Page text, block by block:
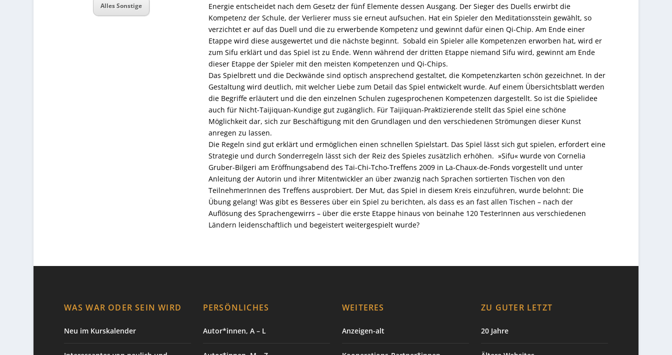
Alles Sonstige
Energie entscheidet nach dem Gesetz der fünf Elemente dessen Ausgang. Der Sieger des Duells erwirbt die
Kompetenz der Schule, der Verlierer muss sie erneut aufsuchen. Hat ein Spieler den Meditationsstein gewählt, so
verzichtet er auf das Duell und die zu erwerbende Kompetenz und gewinnt dafür einen Qi-Chip. Am Ende einer
Etappe wird diese ausgewertet und die nächste beginnt. Sobald ein Spieler alle Kompetenzen erworben hat, wird er
zum Sifu erklärt und das Spiel ist zu Ende. Wenn während der dritten Etappe niemand Sifu wird, gewinnt am Ende
dieser Etappe der Spieler mit den meisten Kompetenzen und Qi-Chips.
Das Spielbrett und die Deckwände sind optisch ansprechend gestaltet, die Kompetenzkarten schön gezeichnet. In der
Gestaltung wird deutlich, mit welcher Liebe zum Detail das Spiel entwickelt wurde. Auf einem Übersichtsblatt werden
die Begriffe erläutert und die den einzelnen Schulen zugesprochenen Kompetenzen dargestellt. So ist die Spielidee
auch für Nicht-Taijiquan-Kundige gut zugänglich. Für Taijiquan-Praktizierende stellt das Spiel eine schöne
Möglichkeit dar, sich zur Beschäftigung mit den Grundlagen und den verschiedenen Strömungen dieser Kunst
anregen zu lassen.
Die Regeln sind gut erklärt und ermöglichen einen schnellen Spielstart. Das Spiel lässt sich gut spielen, erfordert eine
Strategie und durch Sonderregeln lässt sich der Reiz des Spieles zusätzlich erhöhen. »Sifu« wurde von Cornelia
Gruber-Bilgeri am Eröffnungsabend des Tai-Chi-Tcho-Treffens 2009 in La-Chaux-de-Fonds vorgestellt und unter
Anleitung der Autorin und ihrer Mitentwickler an über zwanzig nach Sprachen sortierten Tischen von den
TeilnehmerInnen des Treffens ausprobiert. Der Mut, das Spiel in diesem Kreis einzuführen, wurde belohnt: Die
Übung gelang! Was gibt es Besseres über ein Spiel zu berichten, als dass es an fast allen Tischen – nach der
Auflösung des Sprachengewirrs – über die erste Etappe hinaus von beinahe 120 TesterInnen aus verschiedenen
Ländern leidenschaftlich und begeistert weitergespielt wurde?
WAS WAR ODER SEIN WIRD
Neu im Kurskalender
PERSÖNLICHES
Autor*innen, A – L
WEITERES
Anzeigen-alt
ZU GUTER LETZT
20 Jahre